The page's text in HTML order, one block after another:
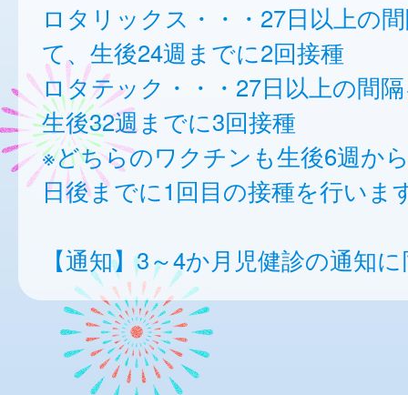
ロタリックス・・・27日以上の
て、生後24週までに2回接種
ロタテック・・・27日以上の間
生後32週までに3回接種
※どちらのワクチンも生後6週か
日後までに1回目の接種を行いま
【通知】3～4か月児健診の通知